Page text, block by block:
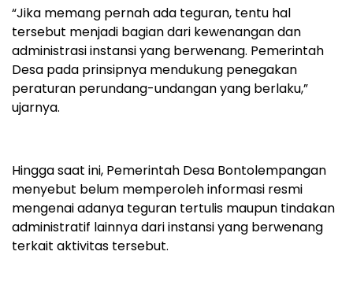
“Jika memang pernah ada teguran, tentu hal
tersebut menjadi bagian dari kewenangan dan
administrasi instansi yang berwenang. Pemerintah
Desa pada prinsipnya mendukung penegakan
peraturan perundang-undangan yang berlaku,”
ujarnya.
Hingga saat ini, Pemerintah Desa Bontolempangan
menyebut belum memperoleh informasi resmi
mengenai adanya teguran tertulis maupun tindakan
administratif lainnya dari instansi yang berwenang
terkait aktivitas tersebut.